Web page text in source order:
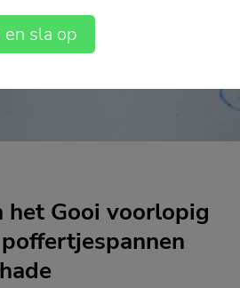
het Gooi voorlopig
sla op